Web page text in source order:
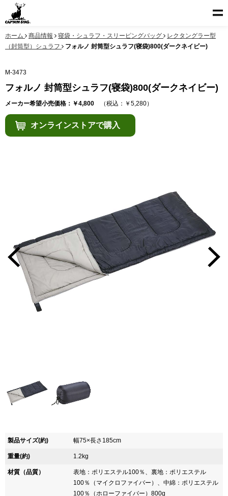
ホーム 商品情報 寝袋・シュラフ・スリーピングバッグ
レクタングラー型
（封筒型）シュラフ
フォルノ 封筒型シュラフ(寝袋)800(ダークネイビー)
M-3473
フォルノ 封筒型シュラフ(寝袋)800(ダークネイビー)
メーカー希望小売価格：￥4,800 （税込：￥5,280）
オンラインストアで購入
製品サイズ(約) 幅75×長さ185cm
重量(約) 1.2kg
材質（品質）
表地：ポリエステル100％、裏地：ポリエステル
100％（マイクロファイバー）、中綿：ポリエステル
100％（ホローファイバー）800g